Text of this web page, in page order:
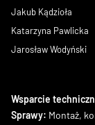
Jakub Kądzioła
Katarzyna Pawlicka
Jarosław Wodyński
Wsparcie
Sprawy: Montaż,